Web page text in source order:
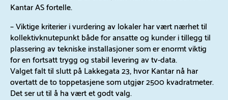
Kantar AS fortelle.
– Viktige kriterier i vurdering av lokaler har vært nærhet til
kollektivknutepunkt både for ansatte og kunder i tillegg til
plassering av tekniske installasjoner som er enormt viktig
for en fortsatt trygg og stabil levering av tv-data.
Valget falt til slutt på Lakkegata 23, hvor Kantar nå har
overtatt de to toppetasjene som utgjør 2500 kvadratmeter.
Det ser ut til å ha vært et godt valg.